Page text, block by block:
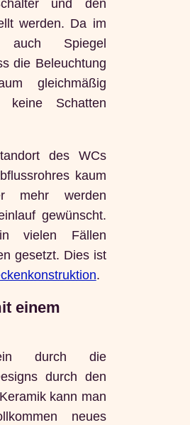
und den
werden. Da im
auch Spiegel
die Beleuchtung
gleichmäßig
keine Schatten
des WCs
kaum
mehr werden
gewünscht.
vielen Fällen
gesetzt. Dies ist
.
einem
durch die
durch den
kann man
neues